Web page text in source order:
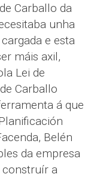
Carballo da
unha
e esta
máis axil,
Lei de
Carballo
á que
Belén
da empresa
construír a